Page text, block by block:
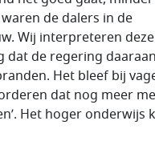
de dalers in de
Wij interpreteren deze
dat de regering daaraan
Het bleef bij
dat nog meer
Het hoger onderwijs